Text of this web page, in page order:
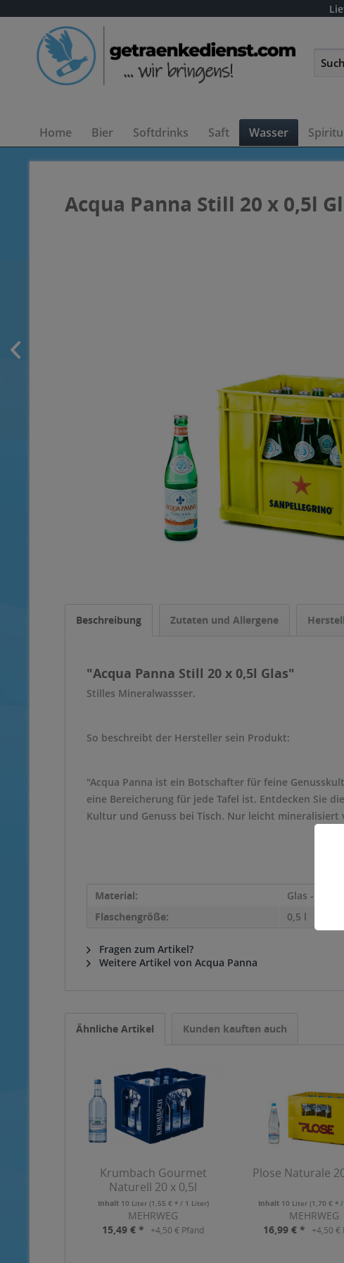
Home Bier Softdrinks Saft Wasser
Acqua Panna Still 20 x 0,5l
Beschreibung Zutaten und Allergene
"Acqua Panna Still 20 x 0,5l Glas"
Stilles Mineralwassser.
So beschreibt der Hersteller sein Produkt:
"Acqua Panna ist ein Botschafter für feine
eine Bereicherung für jede Tafel ist. Entdecken Sie
Kultur und Genuss bei Tisch. Nur leicht
Material:
Glas -
Flaschengröße:
0,5 l
Fragen zum Artikel?
Weitere Artikel von Acqua Panna
Ähnliche Artikel Kunden kauften auch
Krumbach Gourmet
Naturell 20 x 0,5l
Inhalt 10 Liter (1,55 € * / 1 Liter)
MEHRWEG
15,49 € *
+4,50 € Pfand
Plose Naturale
Inhalt 10 Liter(1,70 € *
MEHRWEG
16,99 € *
+4,50 €